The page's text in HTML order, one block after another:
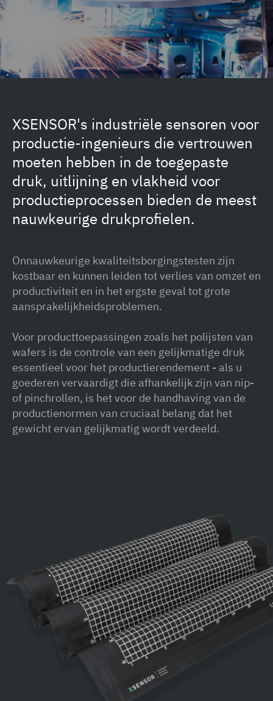
XSENSOR's industriële sensoren voor
productie-ingenieurs die vertrouwen
moeten hebben in de toegepaste
druk, uitlijning en vlakheid voor
productieprocessen bieden de meest
nauwkeurige drukprofielen.
Onnauwkeurige kwaliteitsborgingstesten zijn
kostbaar en kunnen leiden tot verlies van omzet en
productiviteit en in het ergste geval tot grote
aansprakelijkheidsproblemen.
Voor producttoepassingen zoals het polijsten van
wafers is de controle van een gelijkmatige druk
essentieel voor het productierendement - als u
goederen vervaardigt die afhankelijk zijn van nip-
of pinchrollen, is het voor de handhaving van de
productienormen van cruciaal belang dat het
gewicht ervan gelijkmatig wordt verdeeld.